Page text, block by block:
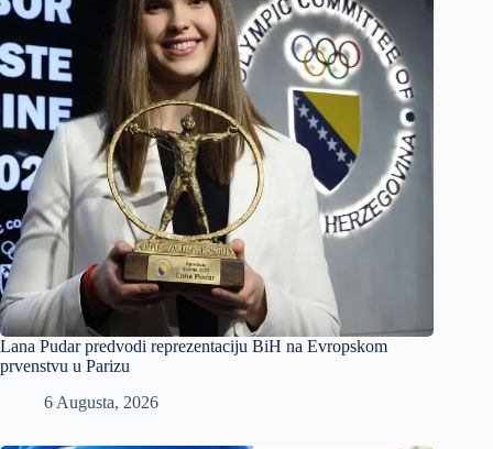
Lana Pudar predvodi reprezentaciju BiH na Evropskom
prvenstvu u Parizu
6 Augusta, 2026